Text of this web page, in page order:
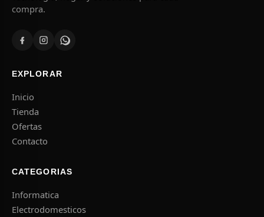
compra.
EXPLORAR
Inicio
Tienda
Ofertas
Contacto
CATEGORIAS
Informatica
Electrodomesticos